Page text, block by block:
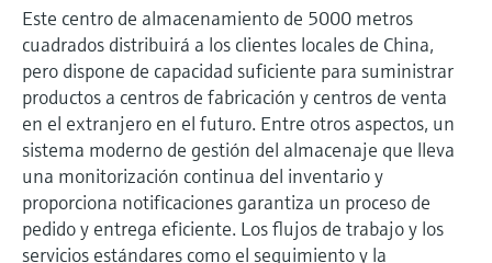
Este centro de almacenamiento de 5000 metros
cuadrados distribuirá a los clientes locales de China,
pero dispone de capacidad suficiente para suministrar
productos a centros de fabricación y centros de venta
en el extranjero en el futuro. Entre otros aspectos, un
sistema moderno de gestión del almacenaje que lleva
una monitorización continua del inventario y
proporciona notificaciones garantiza un proceso de
pedido y entrega eficiente. Los flujos de trabajo y los
servicios estándares como el seguimiento y la